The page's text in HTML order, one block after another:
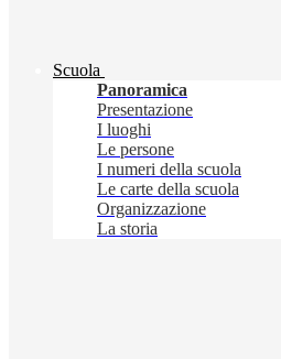
Scuola
Panoramica
Presentazione
I luoghi
Le persone
I numeri della scuola
Le carte della scuola
Organizzazione
La storia